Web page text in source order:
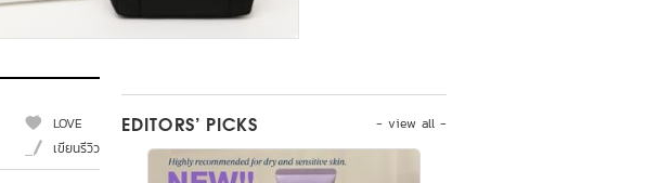
LOVE
เขียนรีวิว
- view all -
EDITORS’ PICKS